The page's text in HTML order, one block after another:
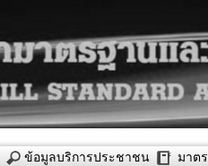
ข้อมูลบริการประชาชน มาต